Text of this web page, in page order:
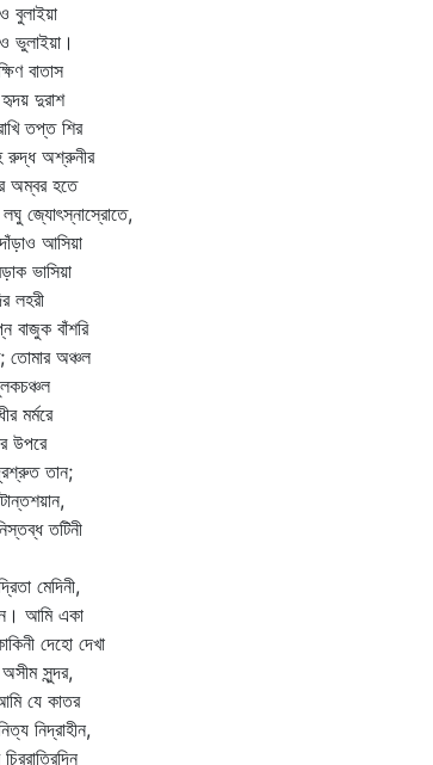
বুলাইয়া
ভুলাইয়া।
বাতাস
দুরাশ
তপ্ত শির
রুদ্ধ অশ্রুনীর
অম্বর হতে
লঘু জ্যোৎস্নাস্রোতে,
আসিয়া
ভাসিয়া
লহরী
বাজুক বাঁশরি
তোমার অঞ্চল
মর্মরে
উপরে
তান;
তটিনী
মেদিনী,
আমি একা
দেহো দেখা
সুন্দর,
যে কাতর
নিদ্রাহীন,